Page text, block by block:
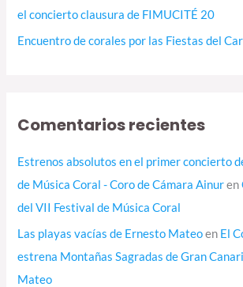
el concierto clausura de FIMUCITÉ 20
Encuentro de corales por las Fiestas del
Comentarios recientes
Estrenos absolutos en el primer concierto
de Música Coral - Coro de Cámara Ainuren
del VII Festival de Música Coral
Las playas vacías de Ernesto Mateoen El
estrena Montañas Sagradas de Gran
Mateo